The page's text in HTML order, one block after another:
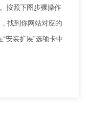
按照下图步骤操作
找到你网站对应的
安装扩展”选项卡中